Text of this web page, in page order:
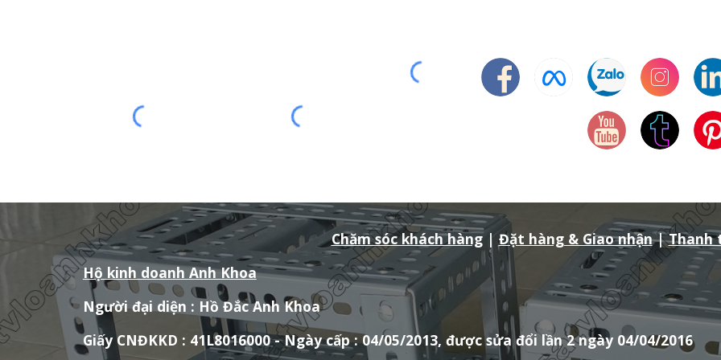
Chăm sóc khách hàng|Đặt hàng & Giao nhận|Thanh
Hộ kinh doanh Anh Khoa
Người đại diện : Hồ Đắc Anh Khoa
Giấy CNĐKKD : 41L8016000 - Ngày cấp : 04/05/2013, được sửa đổi lần 2 ngày 04/04/2016